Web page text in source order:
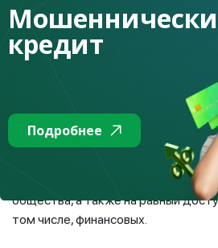
В Казахстане вопрос
инклюзии также поднимается
В настоящий момент в
Конвенция о правах инвалидов.
ликвидацию дискриминации по
инвалидностью, обеспечение права
здравоохранение, образование и
общества, а также на равный
том числе, финансовых.
кредит
Подробнее